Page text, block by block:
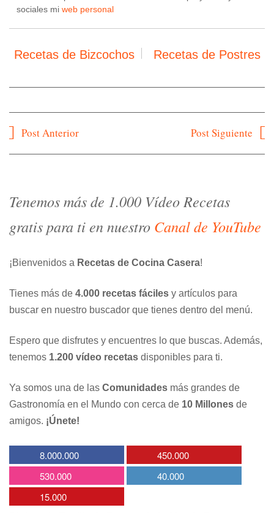
sociales mi web personal
Recetas de Bizcochos Recetas de Postres
Navegación
de
Post Anterior Post Siguiente
Tenemos más de 1.000 Vídeo Recetas
gratis para ti en nuestro Canal de YouTube
¡Bienvenidos a Recetas de Cocina Casera!
Tienes más de 4.000 recetas fáciles y artículos para
buscar en nuestro buscador que tienes dentro del menú.
Espero que disfrutes y encuentres lo que buscas. Además,
tenemos 1.200 vídeo recetas disponibles para ti.
Ya somos una de las Comunidades más grandes de
Gastronomía en el Mundo con cerca de 10 Millones de
amigos. ¡Únete!
8.000.000
450.000
530.000
40.000
15.000